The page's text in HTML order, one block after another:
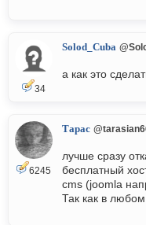
34
Solod_Cuba
а как это
6245
Тарас
лучше сразу
бесплатный
cms (joomla
Так как в любом